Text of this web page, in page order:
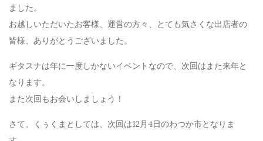
ました。
お越しいただいたお客様、運営の方々、とても気さくな出店者の
皆様、ありがとうございました。
ギタスナは年に一度しかないイベントなので、次回はまた来年と
なります。
また次回もお会いしましょう！
さて、くぅくまとしては、次回は12月4日のわつか市となりま